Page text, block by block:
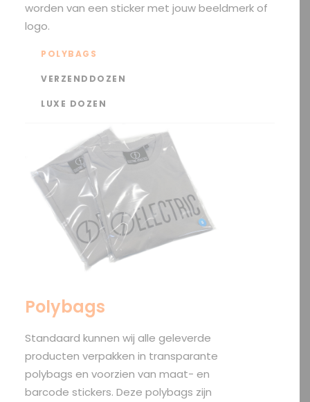
worden van een sticker met jouw beeldmerk of
logo.
POLYBAGS
VERZENDDOZEN
LUXE DOZEN
Polybags
Standaard kunnen wij alle geleverde
producten verpakken in transparante
polybags en voorzien van maat- en
barcode stickers. Deze polybags zijn